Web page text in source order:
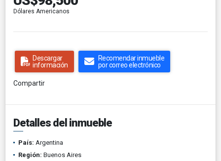
Dólares Americanos
Descargar
información
Recomendar inmueble
por correo electrónico
Compartir
Detalles del inmueble
País: Argentina
Región: Buenos Aires